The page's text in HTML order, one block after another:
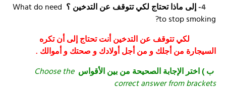
إلى ماذا تحتاج لكي تتوقف عن التدخين ؟
What do need
to stop smoking?
لكي تتوقف عن التدخين أنت تحتاج إلى أن تكره
السيجارة من أجلك و من أجل أولادك و صحتك و أموالك .
ب ) اختر الإجابة الصحيحة من بين الأقواسChoose the
correct answer from brackets